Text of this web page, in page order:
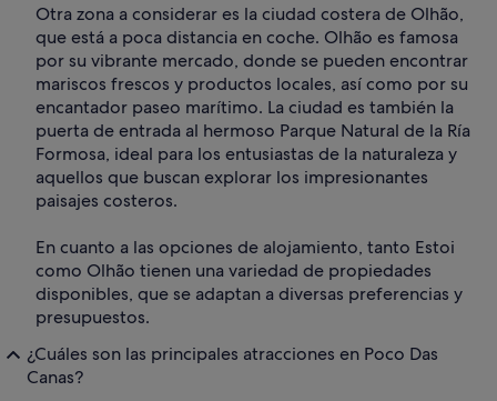
Otra zona a considerar es la ciudad costera de Olhão,
que está a poca distancia en coche. Olhão es famosa
por su vibrante mercado, donde se pueden encontrar
mariscos frescos y productos locales, así como por su
encantador paseo marítimo. La ciudad es también la
puerta de entrada al hermoso Parque Natural de la Ría
Formosa, ideal para los entusiastas de la naturaleza y
aquellos que buscan explorar los impresionantes
paisajes costeros.
En cuanto a las opciones de alojamiento, tanto Estoi
como Olhão tienen una variedad de propiedades
disponibles, que se adaptan a diversas preferencias y
presupuestos.
¿Cuáles son las principales atracciones en Poco Das
Canas?